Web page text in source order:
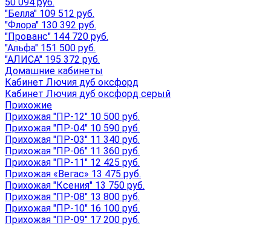
"Белла" 109 512 руб.
"Флора" 130 392 руб.
"Прованс" 144 720 руб.
"Альфа" 151 500 руб.
"АЛИСА" 195 372 руб.
Домашние кабинеты
Кабинет Лючия дуб оксфорд
Кабинет Лючия дуб оксфорд серый
Прихожие
Прихожая "ПР-12" 10 500 руб.
Прихожая "ПР-04" 10 590 руб.
Прихожая "ПР-03" 11 340 руб.
Прихожая "ПР-06" 11 360 руб.
Прихожая "ПР-11" 12 425 руб.
Прихожая «Вегас» 13 475 руб.
Прихожая "Ксения" 13 750 руб.
Прихожая "ПР-08" 13 800 руб.
Прихожая "ПР-10" 16 100 руб.
Прихожая "ПР-09" 17 200 руб.